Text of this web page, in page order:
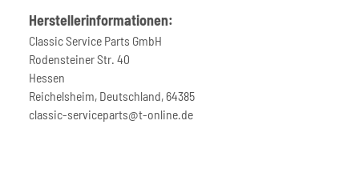
Herstellerinformationen:
Classic Service Parts GmbH
Rodensteiner Str. 40
Hessen
Reichelsheim, Deutschland, 64385
classic-serviceparts@t-online.de